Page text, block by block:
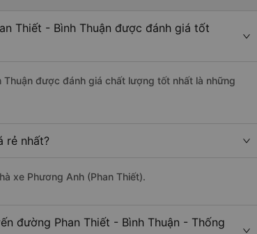
Thiết - Bình Thuận được đánh giá tốt
được đánh giá chất lượng tốt nhất là những
rẻ nhất?
xe Phương Anh (Phan Thiết).
đường Phan Thiết - Bình Thuận - Thống